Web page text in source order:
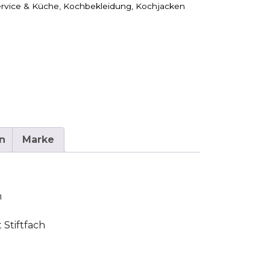
& Küche, Kochbekleidung, Kochjacken
Marke
Stiftfach